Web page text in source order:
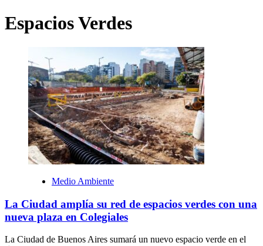
Espacios Verdes
Medio Ambiente
La Ciudad amplía su red de espacios verdes con una
nueva plaza en Colegiales
La Ciudad de Buenos Aires sumará un nuevo espacio verde en el